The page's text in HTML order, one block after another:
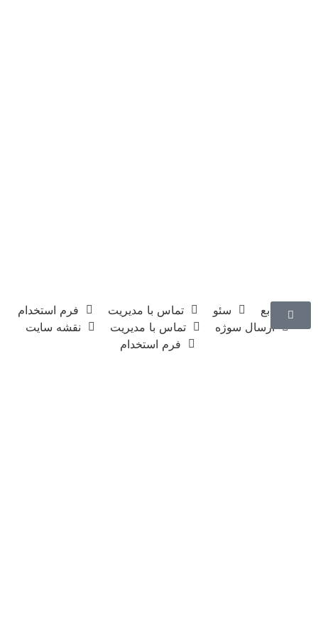
منابع سئو تماس با مدیریت
فرم استخدام
ارسال سوژه
تماس با مدیریت
نقشه سایت
فرم استخدام